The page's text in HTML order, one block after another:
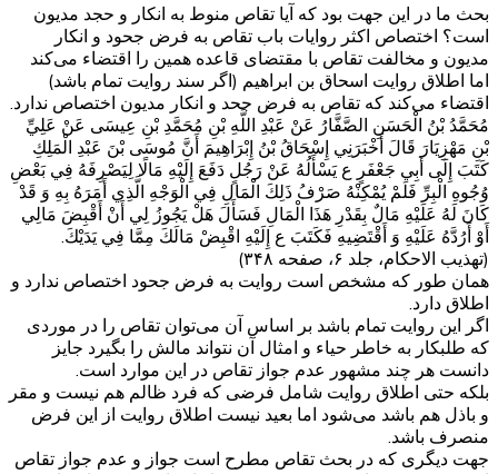
بحث ما در این جهت بود که آیا تقاص منوط به انکار و حجد مدیون
است؟ اختصاص اکثر روایات باب تقاص به فرض جحود و انکار
مدیون و مخالفت تقاص با مقتضای قاعده همین را اقتضاء می‌کند
اما اطلاق روایت اسحاق بن ابراهیم (اگر سند روایت تمام باشد)
اقتضاء می‌کند که تقاص به فرض جحد و انکار مدیون اختصاص ندارد.
مُحَمَّدُ بْنُ الْحَسَنِ الصَّفَّارُ عَنْ عَبْدِ اللَّهِ بْنِ مُحَمَّدِ بْنِ عِيسَى عَنْ عَلِيِّ
بْنِ مَهْزِيَارَ قَالَ أَخْبَرَنِي إِسْحَاقُ بْنُ إِبْرَاهِيمَ أَنَّ مُوسَى بْنَ عَبْدِ الْمَلِكِ
كَتَبَ‌ إِلَى أَبِي جَعْفَرٍ ع يَسْأَلُهُ عَنْ رَجُلٍ دَفَعَ إِلَيْهِ مَالًا لِيَصْرِفَهُ فِي بَعْضِ
وُجُوهِ الْبِرِّ فَلَمْ يُمْكِنْهُ صَرْفُ ذَلِكَ الْمَالِ فِي الْوَجْهِ الَّذِي أَمَرَهُ بِهِ وَ قَدْ
كَانَ لَهُ عَلَيْهِ مَالٌ بِقَدْرِ هَذَا الْمَالِ فَسَأَلَ هَلْ يَجُوزُ لِي أَنْ أَقْبِضَ مَالِي
أَوْ أَرُدَّهُ عَلَيْهِ وَ أَقْتَضِيهِ فَكَتَبَ ع إِلَيْهِ اقْبِضْ مَالَكَ مِمَّا فِي يَدَيْكَ.
(تهذیب الاحکام، جلد ۶، صفحه ۳۴۸)
همان طور که مشخص است روایت به فرض جحود اختصاص ندارد و
اطلاق دارد.
اگر این روایت تمام باشد بر اساس آن می‌توان تقاص را در موردی
که طلبکار به خاطر حیاء و امثال آن نتواند مالش را بگیرد جایز
دانست هر چند مشهور عدم جواز تقاص در این موارد است.
بلکه حتی اطلاق روایت شامل فرضی که فرد ظالم هم نیست و مقر
و باذل هم باشد می‌شود اما بعید نیست اطلاق روایت از این فرض
منصرف باشد.
جهت دیگری که در بحث تقاص مطرح است جواز و عدم جواز تقاص